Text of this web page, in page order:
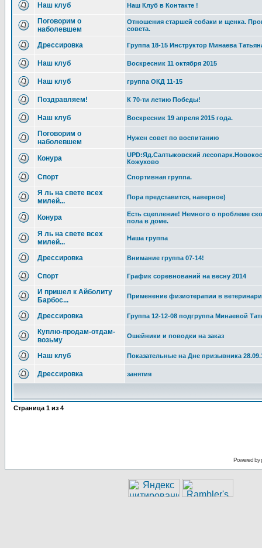
Наш клуб Наш Клуб в Контакте !
Поговорим о
наболевшем
Отношения старшей собаки и щенка.
совета.
Дрессировка Группа 18-15 Инструктор Минаева
Наш клуб Воскресник 11 октября 2015
Наш клуб группа ОКД 11-15
Поздравляем! К 70-ти летию Победы!
Наш клуб Воскресник 19 апреля 2015 года.
Поговорим о
наболевшем
Нужен совет по воспитанию
Конура
UPD:Яд.Салтыковский
Кожухово
Спорт Спортивная группа.
Я ль на свете всех
милей...
Пора представится, наверное)
Конура
Есть сцепление! Немного о проблеме
пола в доме.
Я ль на свете всех
милей...
Наша группа
Дрессировка Внимание группа 07-14!
Спорт График соревнований на весну 2014
И пришел к Айболиту
Барбос...
Применение физиотерапии в
Дрессировка Группа 12-12-08 подгруппа Минаевой
Куплю-продам-отдам-
возьму
Ошейники и поводки на заказ
Наш клуб Показательные на Дне призывника
Дрессировка занятия
Страница 1 из 4
Powered by